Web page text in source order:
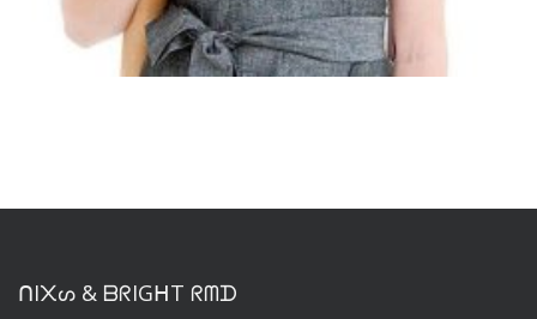
ᑎI᙭ᔕ & ᗷᖇIGᕼT ᖇᗰᗪ